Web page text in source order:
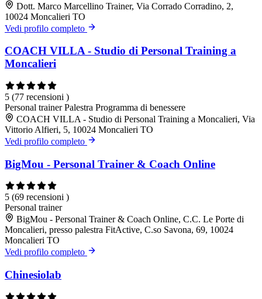
Dott. Marco Marcellino Trainer, Via Corrado Corradino, 2,
10024 Moncalieri TO
Vedi profilo completo
COACH VILLA - Studio di Personal Training a
Moncalieri
5 (77 recensioni )
Personal trainerPalestra Programma di benessere
COACH VILLA - Studio di Personal Training a Moncalieri, Via
Vittorio Alfieri, 5, 10024 Moncalieri TO
Vedi profilo completo
BigMou - Personal Trainer & Coach Online
5 (69 recensioni )
Personal trainer
BigMou - Personal Trainer & Coach Online, C.C. Le Porte di
Moncalieri, presso palestra FitActive, C.so Savona, 69, 10024
Moncalieri TO
Vedi profilo completo
Chinesiolab